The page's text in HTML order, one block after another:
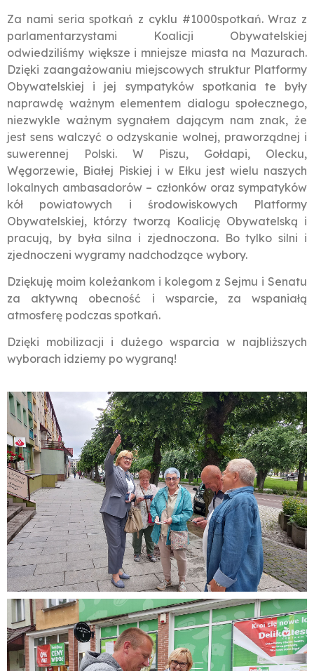
Za nami seria spotkań z cyklu #1000spotkań. Wraz z
parlamentarzystami Koalicji Obywatelskiej
odwiedziliśmy większe i mniejsze miasta na Mazurach.
Dzięki zaangażowaniu miejscowych struktur Platformy
Obywatelskiej i jej sympatyków spotkania te były
naprawdę ważnym elementem dialogu społecznego,
niezwykle ważnym sygnałem dającym nam znak, że
jest sens walczyć o odzyskanie wolnej, praworządnej i
suwerennej Polski. W Piszu, Gołdapi, Olecku,
Węgorzewie, Białej Piskiej i w Ełku jest wielu naszych
lokalnych ambasadorów – członków oraz sympatyków
kół powiatowych i środowiskowych Platformy
Obywatelskiej, którzy tworzą Koalicję Obywatelską i
pracują, by była silna i zjednoczona. Bo tylko silni i
zjednoczeni wygramy nadchodzące wybory.
Dziękuję moim koleżankom i kolegom z Sejmu i Senatu
za aktywną obecność i wsparcie, za wspaniałą
atmosferę podczas spotkań.
Dzięki mobilizacji i dużego wsparcia w najbliższych
wyborach idziemy po wygraną!